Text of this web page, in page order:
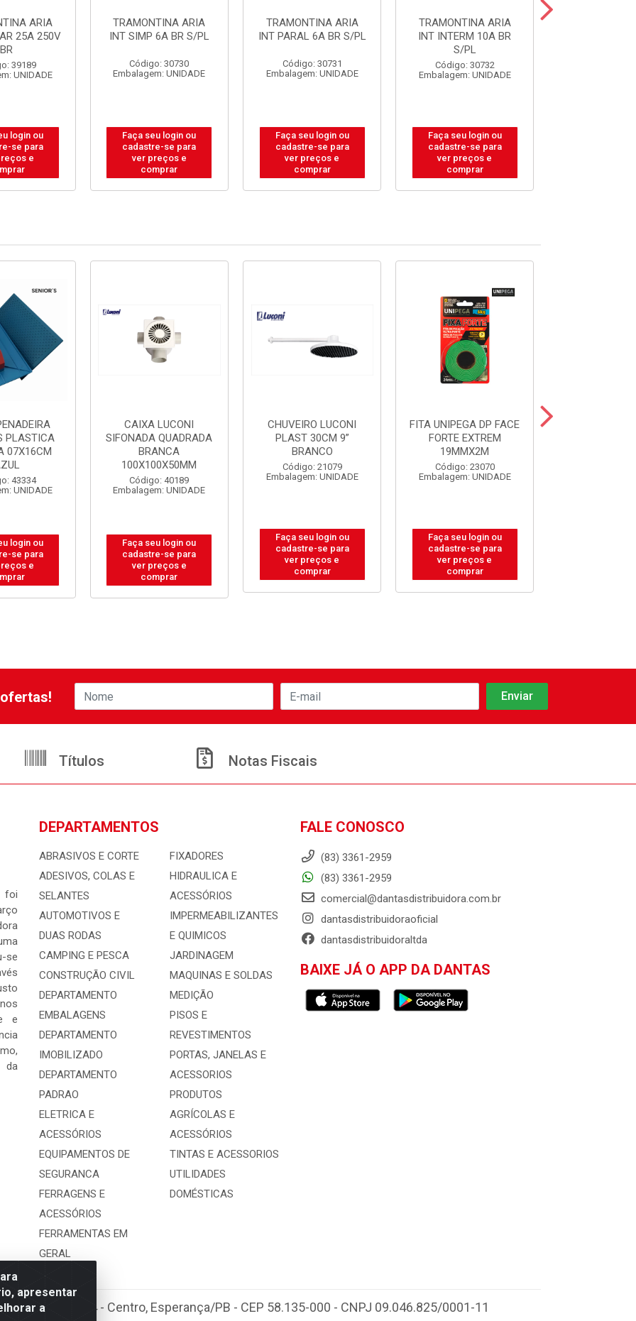
ARIA
25A 250V
BR
39189
UNIDADE
login ou
se para
e
TRAMONTINA ARIA
INT SIMP 6A BR S/PL
Código: 30730
Embalagem: UNIDADE
Faça seu login ou
cadastre-se para
ver preços e
comprar
TRAMONTINA ARIA
INT PARAL 6A BR S/PL
Código: 30731
Embalagem: UNIDADE
Faça seu login ou
cadastre-se para
ver preços e
comprar
TRAMONTINA ARIA
INT INTERM 10A BR
S/PL
Código: 30732
Embalagem: UNIDADE
Faça seu login ou
cadastre-se para
ver preços e
comprar
PLASTICA
07X16CM
43334
UNIDADE
login ou
se para
e
CAIXA LUCONI
SIFONADA QUADRADA
BRANCA
100X100X50MM
Código: 40189
Embalagem: UNIDADE
Faça seu login ou
cadastre-se para
ver preços e
comprar
CHUVEIRO LUCONI
PLAST 30CM 9”
BRANCO
Código: 21079
Embalagem: UNIDADE
Faça seu login ou
cadastre-se para
ver preços e
comprar
FITA UNIPEGA DP FACE
FORTE EXTREM
19MMX2M
Código: 23070
Embalagem: UNIDADE
Faça seu login ou
cadastre-se para
ver preços e
comprar
apresentar
a
Títulos Notas Fiscais
foi
se
e
da
DEPARTAMENTOS
ABRASIVOS E CORTE
ADESIVOS, COLAS E
SELANTES
AUTOMOTIVOS E
DUAS RODAS
CAMPING E PESCA
CONSTRUÇÃO CIVIL
DEPARTAMENTO
EMBALAGENS
DEPARTAMENTO
IMOBILIZADO
DEPARTAMENTO
PADRAO
ELETRICA E
ACESSÓRIOS
EQUIPAMENTOS DE
SEGURANCA
FERRAGENS E
ACESSÓRIOS
FERRAMENTAS EM
GERAL
FIXADORES
HIDRAULICA E
ACESSÓRIOS
IMPERMEABILIZANTES
E QUIMICOS
JARDINAGEM
MAQUINAS E SOLDAS
MEDIÇÃO
PISOS E
REVESTIMENTOS
PORTAS, JANELAS E
ACESSORIOS
PRODUTOS
AGRÍCOLAS E
ACESSÓRIOS
TINTAS E ACESSORIOS
UTILIDADES
DOMÉSTICAS
FALE CONOSCO
(83) 3361-2959
(83) 3361-2959
comercial@dantasdistribuidora.com.br
dantasdistribuidoraoficial
dantasdistribuidoraltda
BAIXE JÁ O APP DA DANTAS
Araújo, 404 - Centro, Esperança/PB - CEP 58.135-000 - CNPJ 09.046.825/0001-11